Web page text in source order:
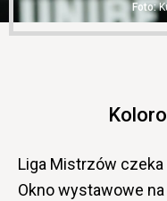
Liga Mistrzów
Okno wystawowe